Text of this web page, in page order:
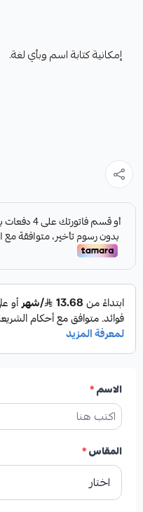
إمكانية كتابة اسم وبأي لغة.
الاسم*
المقاس*